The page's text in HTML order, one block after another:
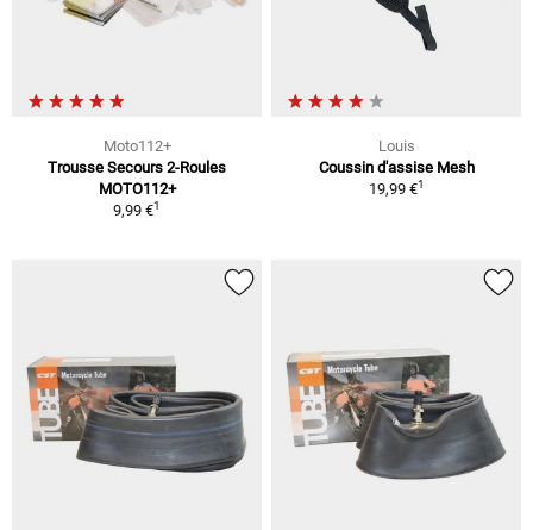
Moto112+
Trousse Secours 2-Roules
MOTO112+
9,99 €1
Louis
Coussin d'assise Mesh
19,99 €1